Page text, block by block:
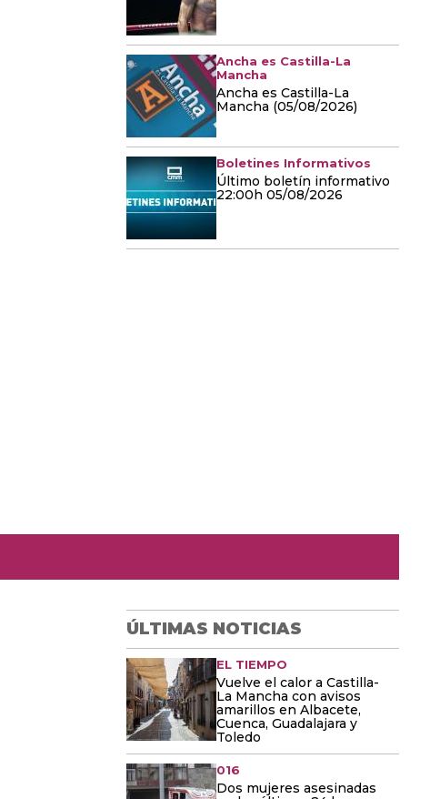
Ancha es Castilla-La
Mancha
Ancha es Castilla-La
Mancha (05/08/2026)
Boletines Informativos
Último boletín informativo
22:00h 05/08/2026
ÚLTIMAS NOTICIAS
EL TIEMPO
Vuelve el calor a Castilla-
La Mancha con avisos
amarillos en Albacete,
Cuenca, Guadalajara y
Toledo
016
Dos mujeres asesinadas